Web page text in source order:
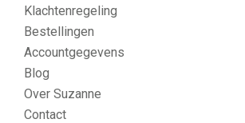
Klachtenregeling
Bestellingen
Accountgegevens
Blog
Over Suzanne
Contact